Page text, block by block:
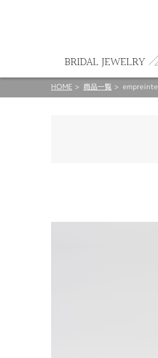
BRIDAL JEWELRY
HOME 商品一覧 empreinte